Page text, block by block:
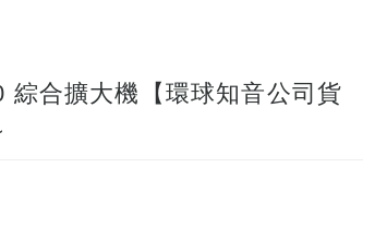
合擴大機【環球知音公司貨